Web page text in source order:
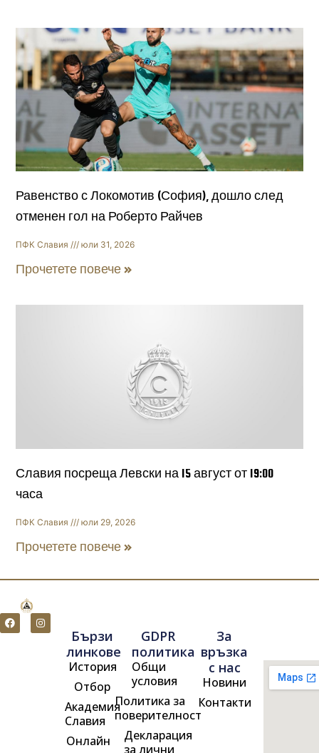
Равенство с Локомотив (София), дошло след
отменен гол на Роберто Райчев
ПФК Славия юли 31, 2026
Прочетете повече »
Славия посреща Левски на 15 август от 19:00
часа
ПФК Славия юли 29, 2026
Прочетете повече »
F
a
c
I
n
s
Бързи
линкове
История
Отбор
Академия
Славия
Онлайн
GDPR
политика
Общи
условия
Политика за
поверителност
Декларация
за лични
За
връзка
с нас
Новини
Контакти